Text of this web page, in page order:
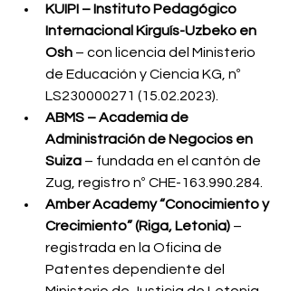
KUIPI – Instituto Pedagógico
Internacional Kirguís-Uzbeko en
Osh – con licencia del Ministerio
de Educación y Ciencia KG, nº
LS230000271 (15.02.2023).
ABMS – Academia de
Administración de Negocios en
Suiza – fundada en el cantón de
Zug, registro nº CHE-163.990.284.
Amber Academy “Conocimiento y
Crecimiento” (Riga, Letonia) –
registrada en la Oficina de
Patentes dependiente del